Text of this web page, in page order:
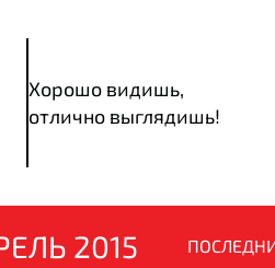
Хорошо видишь,
отлично выглядишь!
2015